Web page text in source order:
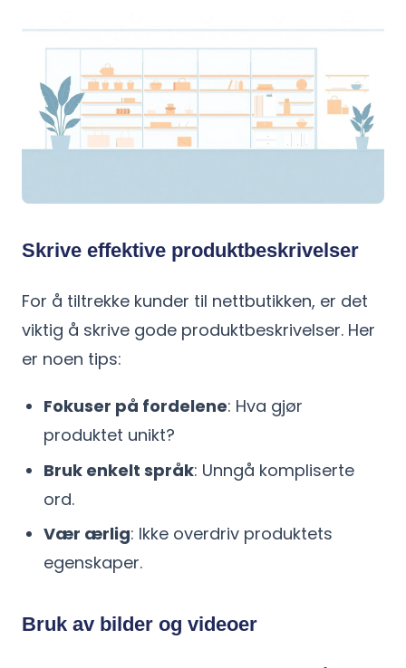
Skrive effektive produktbeskrivelser
For å tiltrekke kunder til nettbutikken, er det
viktig å skrive gode produktbeskrivelser. Her
er noen tips:
Fokuser på fordelene: Hva gjør
produktet unikt?
Bruk enkelt språk: Unngå kompliserte
ord.
Vær ærlig: Ikke overdriv produktets
egenskaper.
Bruk av bilder og videoer